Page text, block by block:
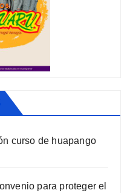
curso de huapango
para proteger el